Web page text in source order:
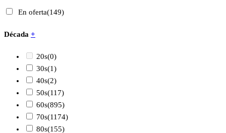
En oferta(149)
Década +
20s(0)
30s(1)
40s(2)
50s(117)
60s(895)
70s(1174)
80s(155)